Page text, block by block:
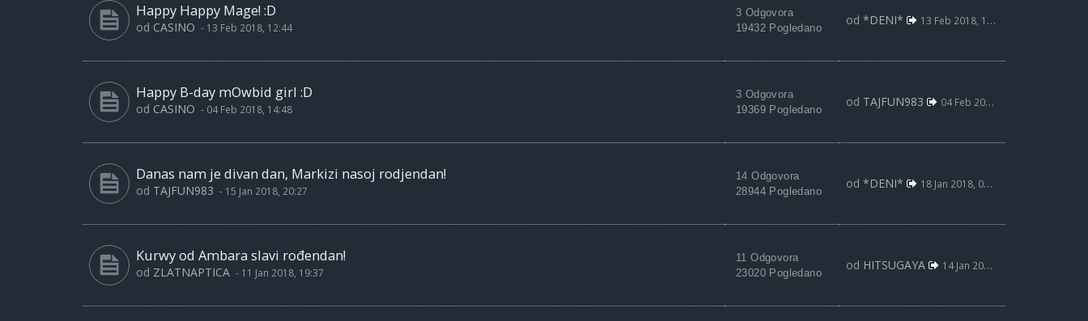
Happy Happy Mage! :D
od CASINO - 13 Feb 2018, 12:44
3 Odgovora
19432 Pogledano
od *DENI* 13 Feb 2018, 17:06
Happy B-day mOwbid girl :D
od CASINO - 04 Feb 2018, 14:48
3 Odgovora
19369 Pogledano
od TAJFUN983 04 Feb 2018, 15:39
Danas nam je divan dan, Markizi nasoj rodjendan!
od TAJFUN983 - 15 Jan 2018, 20:27
14 Odgovora
28944 Pogledano
od *DENI* 18 Jan 2018, 00:07
Kurwy od Ambara slavi rođendan!
od ZLATNAPTICA - 11 Jan 2018, 19:37
11 Odgovora
23020 Pogledano
od HITSUGAYA 14 Jan 2018, 00:23